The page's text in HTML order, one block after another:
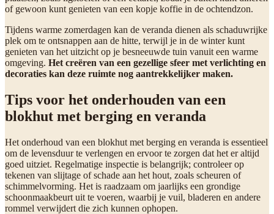
of gewoon kunt genieten van een kopje koffie in de ochtendzon.
Tijdens warme zomerdagen kan de veranda dienen als schaduwrijke
plek om te ontsnappen aan de hitte, terwijl je in de winter kunt
genieten van het uitzicht op je besneeuwde tuin vanuit een warme
omgeving. Het creëren van een gezellige sfeer met verlichting en
decoraties kan deze ruimte nog aantrekkelijker maken.
Tips voor het onderhouden van een
blokhut met berging en veranda
Het onderhoud van een blokhut met berging en veranda is essentieel
om de levensduur te verlengen en ervoor te zorgen dat het er altijd
goed uitziet. Regelmatige inspectie is belangrijk; controleer op
tekenen van slijtage of schade aan het hout, zoals scheuren of
schimmelvorming. Het is raadzaam om jaarlijks een grondige
schoonmaakbeurt uit te voeren, waarbij je vuil, bladeren en andere
rommel verwijdert die zich kunnen ophopen.